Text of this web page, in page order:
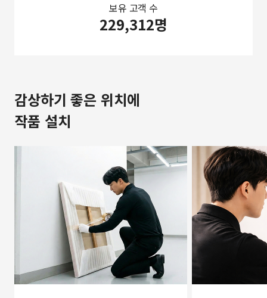
보유 고객 수
229,312명
감상하기 좋은 위치에
작품 설치